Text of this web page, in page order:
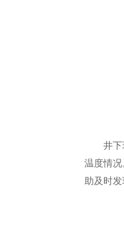
井下环
温度情
助及时